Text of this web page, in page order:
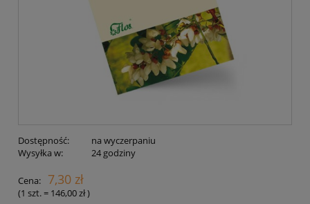
Dostępność:
na wyczerpaniu
Wysyłka w:
24 godziny
Cena: 7,30 zł
(1 szt.= 146,00 zł)